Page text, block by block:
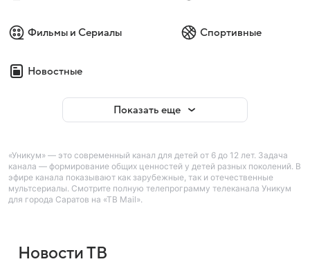
Фильмы и Сериалы Спортивные
Новостные
Показать еще
«Уникум» — это современный канал для детей от 6 до 12 лет. Задача
канала — формирование общих ценностей у детей разных поколений. В
эфире канала показывают как зарубежные, так и отечественные
мультсериалы. Смотрите полную телепрограмму телеканала Уникум
для города Саратов на «ТВ Mail».
Новости ТВ